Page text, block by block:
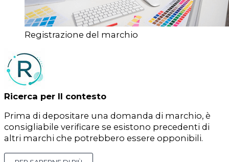
Registrazione del marchio
Ricerca per Il contesto
Prima di depositare una domanda di marchio, è
consigliabile verificare se esistono precedenti di
altri marchi che potrebbero essere opponibili.